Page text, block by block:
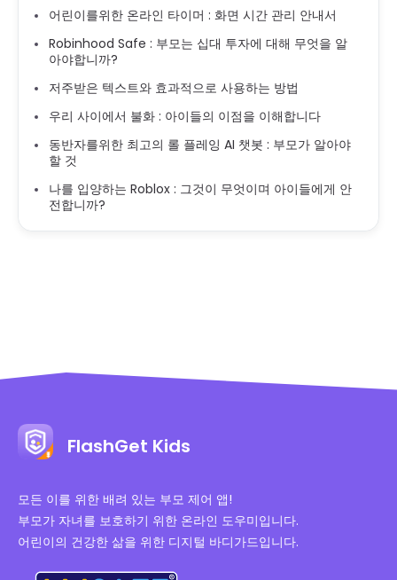
어린이를위한 온라인 타이머 : 화면 시간 관리 안내서
Robinhood Safe : 부모는 십대 투자에 대해 무엇을 알
아야합니까?
저주받은 텍스트와 효과적으로 사용하는 방법
우리 사이에서 불화 : 아이들의 이점을 이해합니다
동반자를위한 최고의 롤 플레잉 AI 챗봇 : 부모가 알아야
할 것
나를 입양하는 Roblox : 그것이 무엇이며 아이들에게 안
전합니까?
FlashGet Kids
모든 이를 위한 배려 있는 부모 제어 앱!
부모가 자녀를 보호하기 위한 온라인 도우미입니다.
어린이의 건강한 삶을 위한 디지털 바디가드입니다.